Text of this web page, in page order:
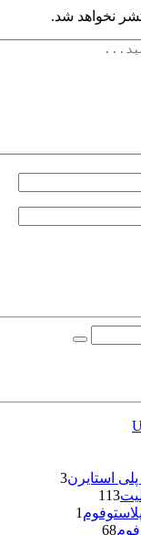
نخواهد شد.
استایرن3
113
1
68